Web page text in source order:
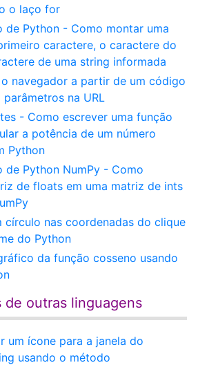
o laço for
de Python - Como montar uma
caractere, o caractere do
de uma string informada
navegador a partir de um código
na URL
- Como escrever uma função
a potência de um número
Python
de Python NumPy - Como
de floats em uma matriz de ints
círculo nas coordenadas do clique
do Python
da função cosseno usando
de outras linguagens
um ícone para a janela do
usando o método